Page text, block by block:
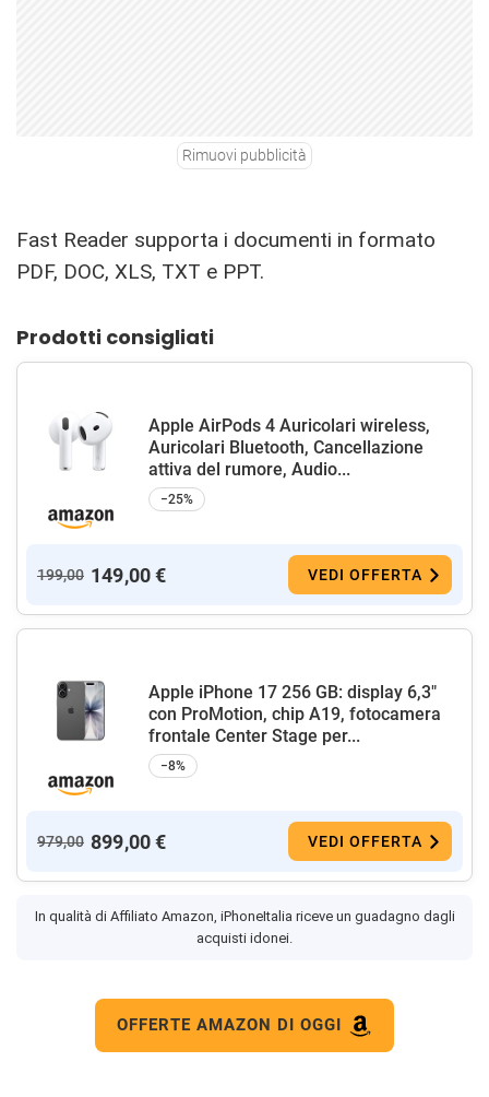
Rimuovi pubblicità
Fast Reader supporta i documenti in formato
PDF, DOC, XLS, TXT e PPT.
Prodotti consigliati
Apple AirPods 4 Auricolari wireless,
Auricolari Bluetooth, Cancellazione
attiva del rumore, Audio...
−25%
199,00 149,00 € VEDI OFFERTA
Apple iPhone 17 256 GB: display 6,3"
con ProMotion, chip A19, fotocamera
frontale Center Stage per...
−8%
979,00 899,00 € VEDI OFFERTA
In qualità di Affiliato Amazon, iPhoneItalia riceve un guadagno dagli
acquisti idonei.
OFFERTE AMAZON DI OGGI